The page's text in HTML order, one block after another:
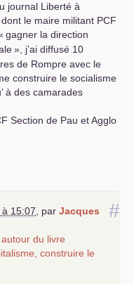
journal Liberté à
le maire militant PCF
gagner la direction
», j’ai diffusé 10
de Rompre avec le
construire le socialisme
à des camarades
Section de Pau et Agglo
#
15:07 par Jacques
du livre
construire le